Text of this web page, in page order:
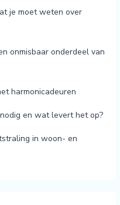
je moet weten over
onmisbaar onderdeel van
harmonicadeuren
en wat levert het op?
in woon- en